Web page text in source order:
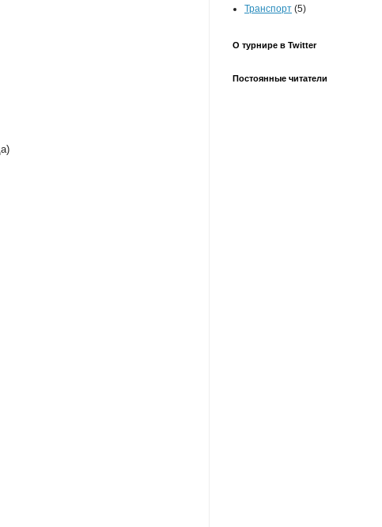
Транспорт (5)
О турнире в Twitter
Постоянные читатели